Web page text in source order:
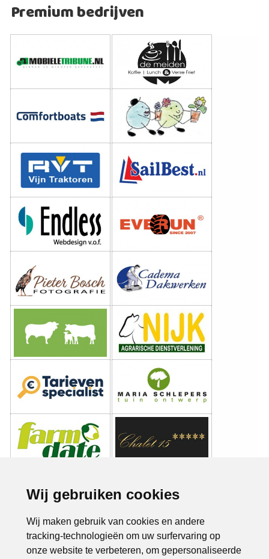
Wij gebruiken cookies
Wij maken gebruik van cookies en andere
tracking-technologieën om uw surfervaring op
onze website te verbeteren, om gepersonaliseerde
Premium bedrijven